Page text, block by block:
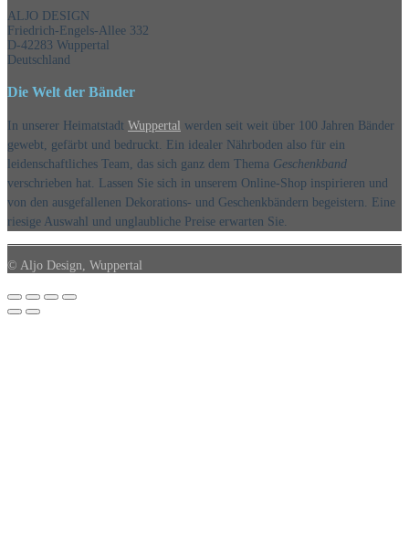
ALJO DESIGN
Friedrich-Engels-Allee 332
D-42283 Wuppertal
Deutschland
Die Welt der Bänder
In unserer Heimatstadt Wuppertal werden seit weit über 100 Jahren Bänder
gewebt, gefärbt und bedruckt. Ein idealer Nährboden also für ein
leidenschaftliches Team, das sich ganz dem Thema Geschenkband
verschrieben hat. Lassen Sie sich in unserem Online-Shop inspirieren und
von den ausgefallenen Dekorations- und Geschenkbändern begeistern. Eine
riesige Auswahl und unglaubliche Preise erwarten Sie.
© Aljo Design, Wuppertal